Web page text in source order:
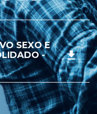
SEXO E
-